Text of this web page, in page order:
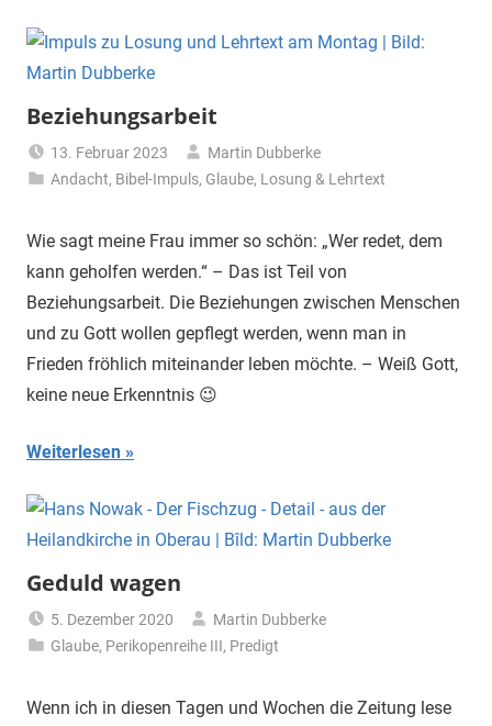
Beziehungsarbeit
13. Februar 2023
Martin Dubberke
Andacht, Bibel-Impuls, Glaube, Losung & Lehrtext
Wie sagt meine Frau immer so schön: „Wer redet, dem
kann geholfen werden.“ – Das ist Teil von
Beziehungsarbeit. Die Beziehungen zwischen Menschen
und zu Gott wollen gepflegt werden, wenn man in
Frieden fröhlich miteinander leben möchte. – Weiß Gott,
keine neue Erkenntnis 😉
Weiterlesen
Geduld wagen
5. Dezember 2020
Martin Dubberke
Glaube, Perikopenreihe III, Predigt
Wenn ich in diesen Tagen und Wochen die Zeitung lese